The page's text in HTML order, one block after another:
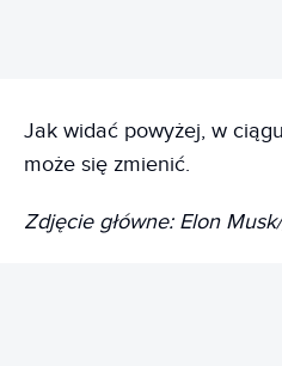
Jak widać powyżej, w
może się zmienić.
Zdjęcie główne: Elon Musk/